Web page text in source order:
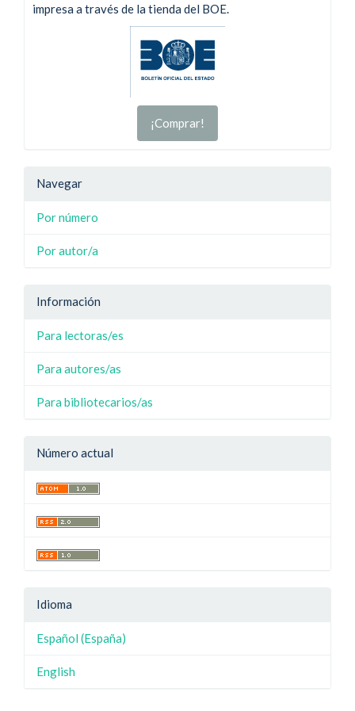
impresa a través de la tienda del BOE.
¡Comprar!
Navegar
Por número
Por autor/a
Información
Para lectoras/es
Para autores/as
Para bibliotecarios/as
Número actual
Idioma
Español (España)
English